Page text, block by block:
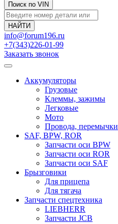
Поиск по VIN
info@forum196.ru
+7(343)226-01-99
Заказать звонок
Аккумуляторы
Грузовые
Клеммы, зажимы
Легковые
Мото
Провода, перемычки
SAF, BPW, ROR
Запчасти оси BPW
Запчасти оси ROR
Запчасти оси SAF
Брызговики
Для прицепа
Для тягача
Запчасти спецтехника
LIEBHERR
Запчасти JCB